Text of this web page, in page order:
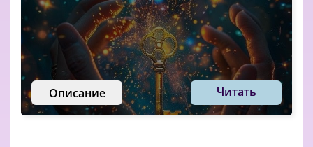
Описание Читать